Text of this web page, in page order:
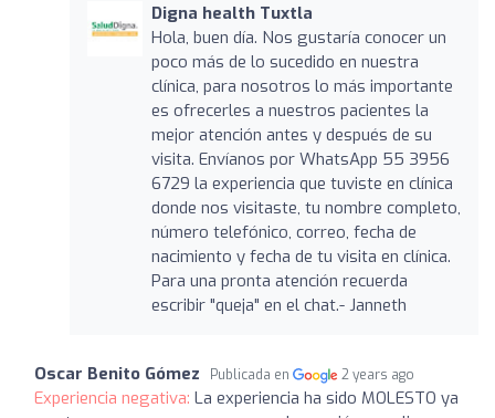
Digna health Tuxtla
Hola, buen día. Nos gustaría conocer un
poco más de lo sucedido en nuestra
clínica, para nosotros lo más importante
es ofrecerles a nuestros pacientes la
mejor atención antes y después de su
visita. Envíanos por WhatsApp 55 3956
6729 la experiencia que tuviste en clínica
donde nos visitaste, tu nombre completo,
número telefónico, correo, fecha de
nacimiento y fecha de tu visita en clínica.
Para una pronta atención recuerda
escribir "queja" en el chat.- Janneth
Oscar Benito Gómez Publicada en 2 years ago
Experiencia negativa: La experiencia ha sido MOLESTO ya